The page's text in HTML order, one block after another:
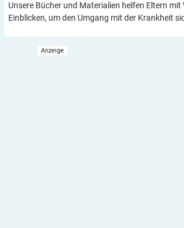
Unsere Bücher und Materialien helfen Eltern mit
Einblicken, um den Umgang mit der Krankheit